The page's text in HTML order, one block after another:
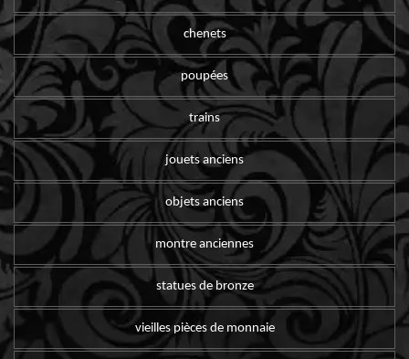
chenets
poupées
trains
jouets anciens
objets anciens
montre anciennes
statues de bronze
vieilles pièces de monnaie